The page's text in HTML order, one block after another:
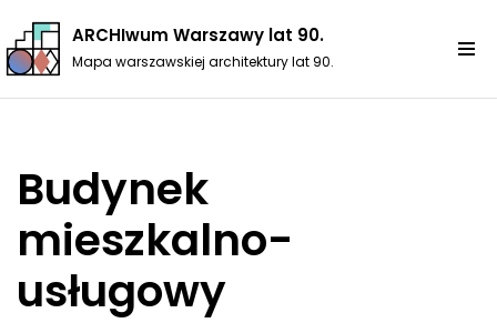
Przejdź
ARCHIwum Warszawy lat 90.
Mapa warszawskiej architektury lat 90.
Budynek
mieszkalno-
usługowy